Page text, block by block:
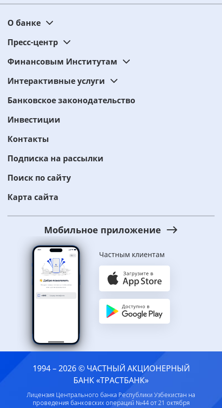
О банке
Пресс-центр
Финансовым Институтам
Интерактивные услуги
Банковское законодательство
Инвестиции
Контакты
Подписка на рассылки
Поиск по сайту
Карта сайта
Мобильное приложение
Частным клиентам
1994 – 2026 © ЧАСТНЫЙ АКЦИОНЕРНЫЙ
БАНК «ТРАСТБАНК»
Лицензия Центрального банка Республики Узбекистан на
проведения банковских операций №44 от 21 октября